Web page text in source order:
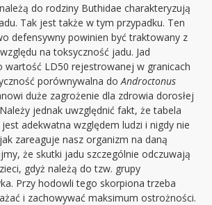
do rodziny Buthidae charakteryzują
Tak jest także w tym przypadku. Ten
defensywny powinien być traktowany z
na toksyczność jadu. Jad
wartość LD50 rejestrowanej w granicach
porównywalna doAndroctonus
duże zagrożenie dla zdrowia dorosłej
jednak uwzględnić fakt, że tabela
adekwatna względem ludzi i nigdy nie
zareaguje nasz organizm na daną
że skutki jadu szczególnie odczuwają
gdyż należą do tzw. grupy
Przy hodowli tego skorpiona trzeba
i zachowywać maksimum ostrożności.